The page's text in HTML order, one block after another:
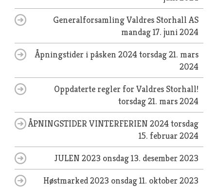
Generalforsamling Valdres Storhall AS
mandag 17. juni 2024
Åpningstider i påsken 2024 torsdag 21. mars
2024
Oppdaterte regler for Valdres Storhall!
torsdag 21. mars 2024
ÅPNINGSTIDER VINTERFERIEN 2024 torsdag
15. februar 2024
JULEN 2023 onsdag 13. desember 2023
Høstmarked 2023 onsdag 11. oktober 2023